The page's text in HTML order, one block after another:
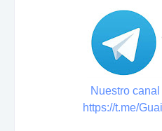
Nuestro
https://t.me/